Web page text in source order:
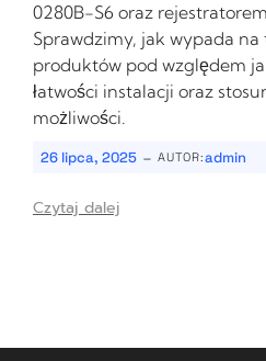
0280B-S6 oraz
Sprawdzimy, jak wypada
produktów pod względem
łatwości instalacji oraz
możliwości.
26 lipca, 2025 - AUTOR:admin
Czytaj dalej